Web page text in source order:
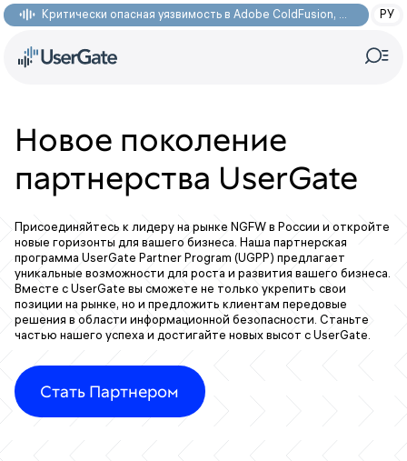
Критически опасная уязвимость в Adobe ColdFusion, позволяющая получить доступ к произвольным файлам: CVE-2026-48282 РУ
Новое поколение
партнерства UserGate
Присоединяйтесь к лидеру на рынке NGFW в России и откройте
новые горизонты для вашего бизнеса. Наша партнерская
программа UserGate Partner Program (UGPP) предлагает
уникальные возможности для роста и развития вашего бизнеса.
Вместе с UserGate вы сможете не только укрепить свои
позиции на рынке, но и предложить клиентам передовые
решения в области информационной безопасности. Станьте
частью нашего успеха и достигайте новых высот с UserGate.
Стать Партнером